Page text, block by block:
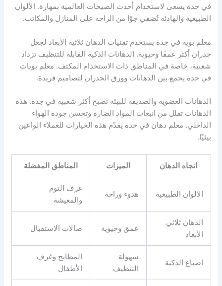
في جدة يسعى لاستخدام أحدث الصيحات العالمية بمهارة. الألوان
الطبيعية والهادئة تُضفي جوًا من الراحة على المنازل والمكاتب.
معلم بويه في جدة يستخدم تقنيات الدهان ثلاثية الأبعاد لجعل
جدران أكثر عمقًا وحيوية. الدهانات الذكية القابلة للتنظيف تزداد
شعبية، خاصة في المناطق ذات الاستخدام المكثف. معلم بويات
في جدة يجمع بين الدهانات وورق الجدران لتصاميم فريدة.
الدهانات العضوية والصديقة للبيئة تصبح أكثر شعبية في جدة. هذه
الدهانات تقلل من انبعاث المواد الضارة وتحسن جودة الهواء
الداخلي. معلم دهان في جدة يقدّم هذه الخيارات للعملاء الواعين
بيئيًا.
اتجاه الدهان الميزات المناطق المفضلة
الألوان الطبيعية هدوء وراحة
غرف النوم
والمعيشة
الدهان ثلاثي
الأبعاد
عمق وحيوية صالات الاستقبال
اصباغ الذكية
سهولة
التنظيف
المطابخ وغرف
الأطفال